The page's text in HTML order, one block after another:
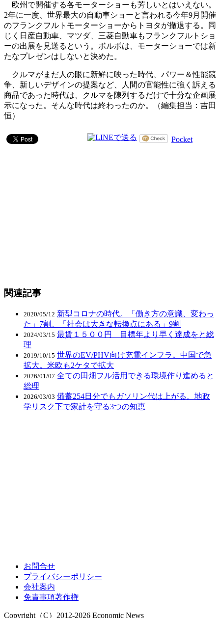
欧州で開催する各モーターショーも芳しいとはいえない。
2年に一度、世界最大の自動車ショーと言われる今年9月開催
のフランクフルトモーターショーからトヨタが撤退する。同
じく日産自動車、マツダ、三菱自動車もフランクフルトショ
ーの出展を見送るという。ボルボは、モーターショーでは新
たなプレゼンはしないと決めた。
クルマがまだ人の眼に新鮮に映った時代、パワー＆性能競
争、新しいデザインの提案など、人間の官能性に強く訴える
商品であった時代は、クルマを陳列するだけで十分な企画展
示になった。そんな時代は終わったのか。（編集担当：吉田
恒）
Pocket
関連記事
2020/05/12 新型コロナの時代。「働き方の意識、変わっ
た」7割。「社会は大きな転換点にある」9割
2024/03/15 最賃１５００円 目標年より早く達成をと総
理
2019/10/15 世界のEV/PHV向け充電インフラ。中国で急
拡大。米欧も2ケタで拡大
2026/01/07 全ての田畑フル活用できる環境作り進めると
総理
2026/03/03 備蓄254日分でもガソリン代は上がる。地政
学リスク下で家計を守る3つの知恵
お問合せ
プライバシーポリシー
会社案内
免責事項著作権
Copyright（C）2012-2026 Economic News